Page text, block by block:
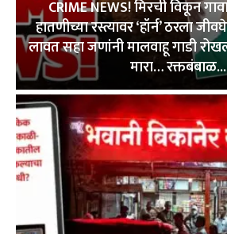
CRIME NEWS! मिरची विकून
हातणीच्या रस्त्यावर ‘हॉर्न’ ठरला
लावत सहा जणांनी मालवाहू गाडी
मारा… रक्तबंबाळ...